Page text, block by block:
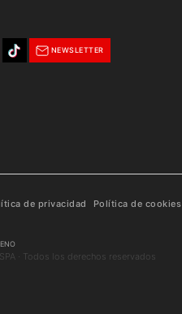
NEWSLETTER
de privacidad Política de cookies
· Todos los derechos reservados